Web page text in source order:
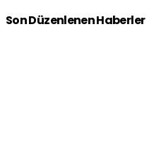
Son Düzenlenen Haberler